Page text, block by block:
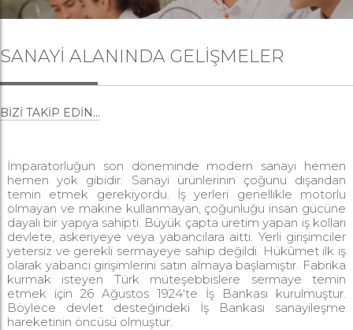
SANAYI ALANINDA GELIŞMELER
BIZI TAKIP EDIN...
İmparatorluğun son döneminde modern sanayi hemen
hemen yok gibidir. Sanayi ürünlerinin çoğunu dışarıdan
temin etmek gerekiyordu. İş yerleri genellikle motorlu
olmayan ve makine kullanmayan, çoğunluğu insan gücüne
dayalı bir yapıya sahipti. Büyük çapta üretim yapan iş kolları
devlete, askeriyeye veya yabancılara aitti. Yerli girişimciler
yetersiz ve gerekli sermayeye sahip değildi. Hükûmet ilk iş
olarak yabancı girişimlerini satın almaya başlamıştır. Fabrika
kurmak isteyen Türk müteşebbislere sermaye temin
etmek için 26 Ağustos 1924'te İş Bankası kurulmuştur.
Böylece devlet desteğindeki İş Bankası sanayileşme
hareketinin öncüsü olmuştur.